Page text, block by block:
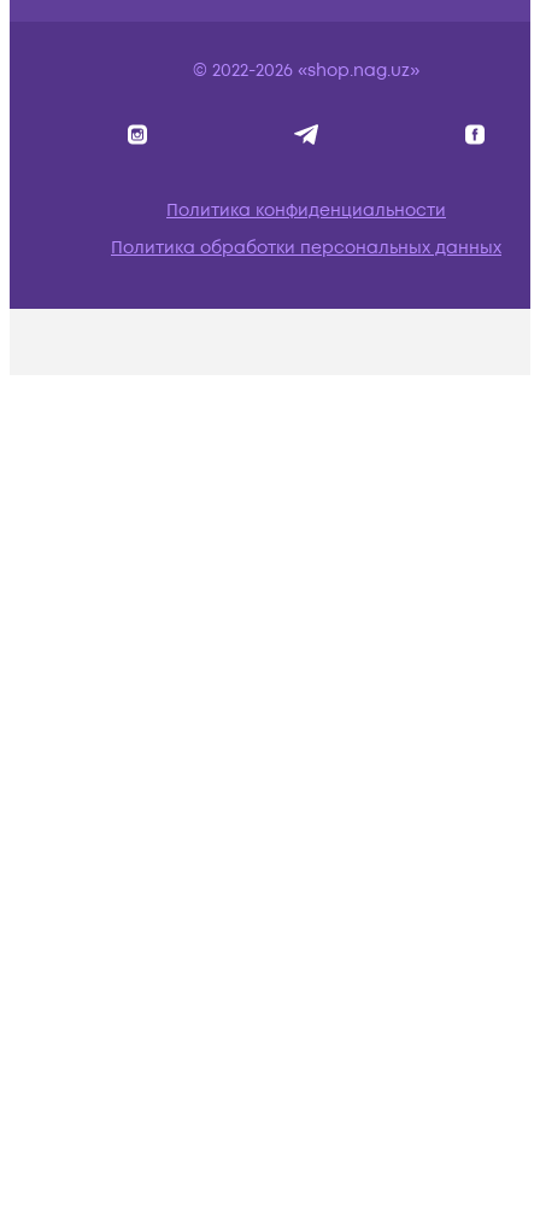
© 2022-2026 «shop.nag.uz»
Политика конфиденциальности
Политика обработки персональных данных